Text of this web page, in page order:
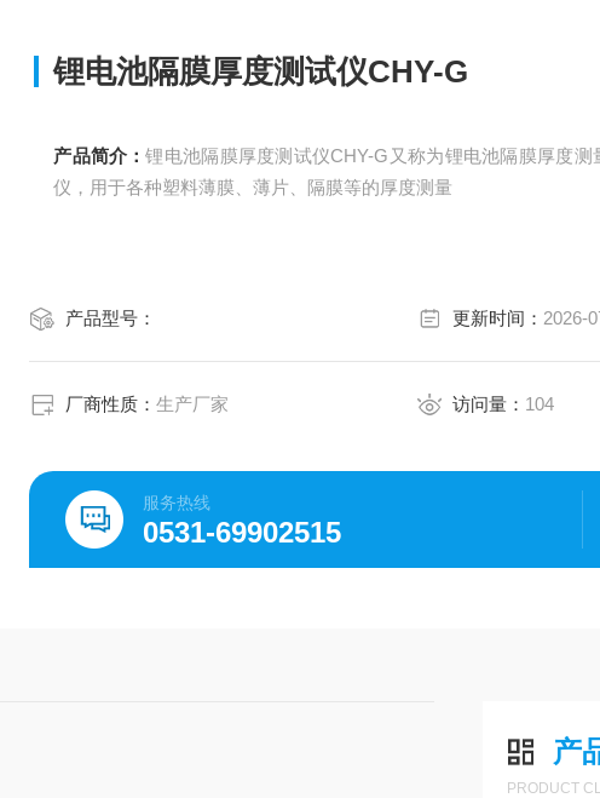
锂电池隔膜厚度测试仪CHY-G
产品简介：锂电池隔膜厚度测试仪CHY-G又称为锂电池隔膜厚度测
仪，用于各种塑料薄膜、薄片、隔膜等的厚度测量
产品型号： 更新时间： 2026-
厂商性质：生产厂家 访问量： 104
服务热线
0531-69902515
产
PRODUCT